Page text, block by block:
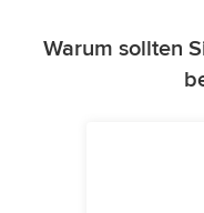
Warum sollten